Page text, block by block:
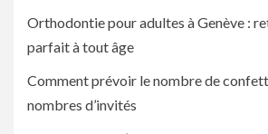
Orthodontie pour adultes à Genève :
parfait à tout âge
Comment prévoir le nombre de
nombres d’invités